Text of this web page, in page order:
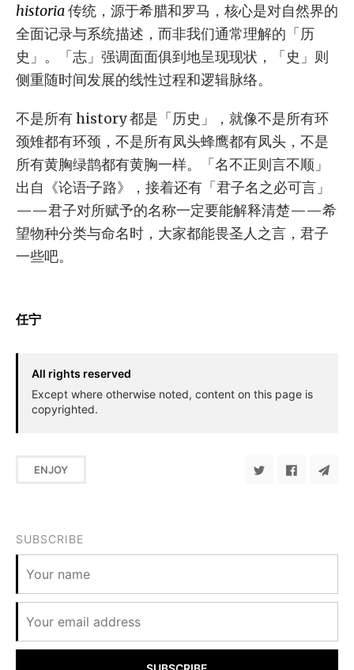
historia传统，源于希腊和罗马，核心是对自然界的
全面记录与系统描述，而非我们通常理解的「历
史」。「志」强调面面俱到地呈现现状，「史」则
侧重随时间发展的线性过程和逻辑脉络。
不是所有 history 都是「历史」，就像不是所有环
颈雉都有环颈，不是所有凤头蜂鹰都有凤头，不是
所有黄胸绿鹊都有黄胸一样。「名不正则言不顺」
出自《论语·子路》，接着还有「君子名之必可言」
——君子对所赋予的名称一定要能解释清楚——希
望物种分类与命名时，大家都能畏圣人之言，君子
一些吧。
任宁
All rights reserved
Except where otherwise noted, content on this page is
copyrighted.
ENJOY
SUBSCRIBE